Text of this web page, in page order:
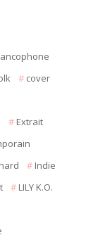
cover
Extrait
Indie
LILY K.O.